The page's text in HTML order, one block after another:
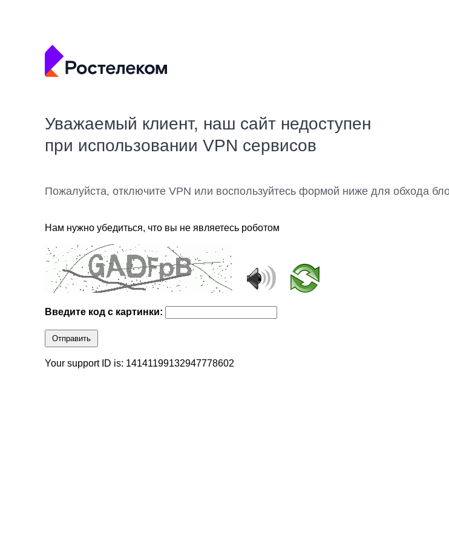
Уважаемый клиент, наш сайт недоступен
при использовании VPN сервисов
Пожалуйста, отключите VPN или воспользуйтесь формой ниже для обхода
Нам нужно убедиться, что вы не являетесь роботом
Введите код с картинки:
Отправить
Your support ID is: 14141199132947778602